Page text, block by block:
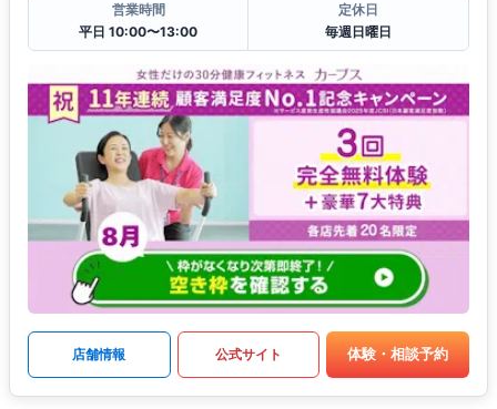
営業時間
平日 10:00〜13:00
定休日
毎週日曜日
店舗情報 公式サイト 体験・相談予約